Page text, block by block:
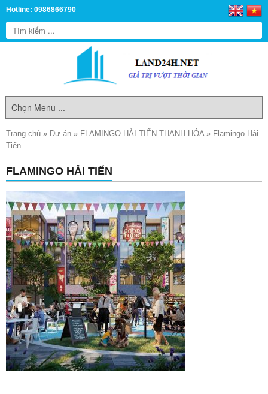
Hotline: 0986866790
Trang chủ » Dự án » FLAMINGO HẢI TIẾN THANH HÓA» Flamingo Hải
Tiến
FLAMINGO HẢI TIẾN